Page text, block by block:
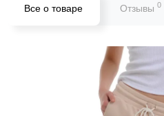
Все о товаре Отзывы 0